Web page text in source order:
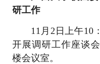
研工作
11 月 2 日上午10 ：
开展调研工作座谈
楼会议室。